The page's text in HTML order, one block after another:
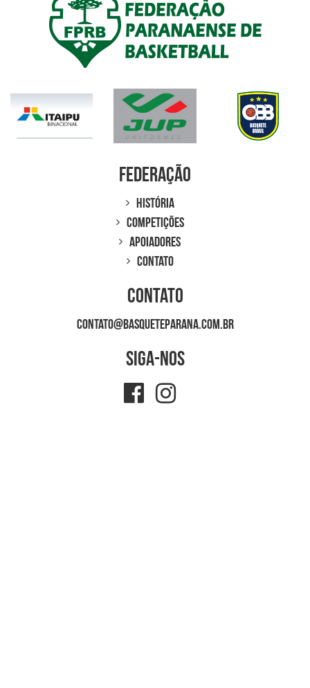
Federação
História
Competições
Apoiadores
Contato
Contato
contato@basqueteparana.com.br
Siga-nos